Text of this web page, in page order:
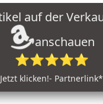
anschauen
⭐⭐⭐⭐⭐
Jetzt klicken!- Partnerlink*